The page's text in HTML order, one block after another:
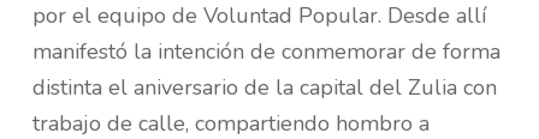
por el equipo de Voluntad Popular. Desde allí
manifestó la intención de conmemorar de forma
distinta el aniversario de la capital del Zulia con
trabajo de calle, compartiendo hombro a